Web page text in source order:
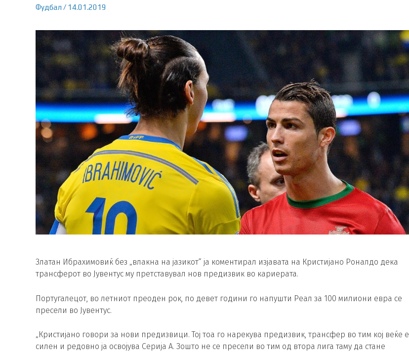
Фудбал / 14.01.2019
Златан Ибрахимовиќ без „влакна на јазикот“ ја коментирал изјавата на Кристијано Роналдо дека
трансферот во Јувентус му претставувал нов предизвик во кариерата.
Португалецот, во летниот преоден рок, по девет години го напушти Реал за 100 милиони евра се
пресели во Јувентус.
„Кристијано говори за нови предизвици. Тој тоа го нарекува предизвик, трансфер во тим кој веќе е
силен и редовно ја освојува Серија А. Зошто не се пресели во тим од втора лига таму да стане